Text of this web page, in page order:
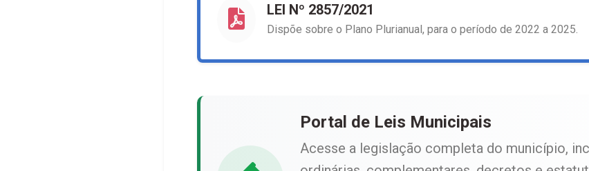
LEI Nº 2857/2021
Dispõe sobre o Plano Plurianual, para o período de 2022 a 2025.
Portal de Leis Municipais
Acesse a legislação completa do município,